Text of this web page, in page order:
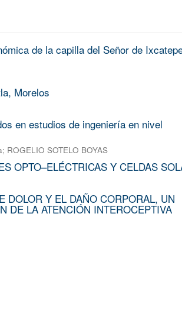
de la capilla del Señor de
Morelos
en estudios de ingeniería en nivel
; ROGELIO SOTELO BOYAS
OPTO–ELÉCTRICAS Y CELDAS
DOLOR Y EL DAÑO CORPORAL, UN
DE LA ATENCIÓN INTEROCEPTIVA